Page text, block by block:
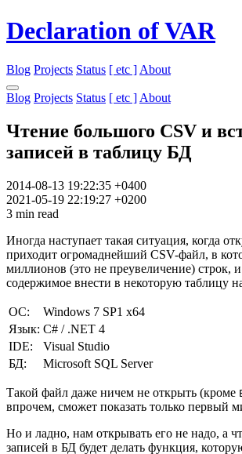
Declaration of VAR
Blog Projects Status [ etc ] About
Blog Projects Status [ etc ] About
Чтение большого CSV и
записей в таблицу БД
2014-08-13 19:22:35 +0400
2021-05-19 22:19:27 +0200
3 min read
Иногда наступает такая ситуация, когда
приходит огромаднейший CSV-файл, в
миллионов (это не преувеличение) строк,
содержимое внести в некоторую таблицу
ОС:
Windows 7 SP1 x64
Язык: C# / .NET 4
IDE:
Visual Studio
БД:
Microsoft SQL Server
Такой файл даже ничем не открыть (кроме
впрочем, сможет показать только первый
Но и ладно, нам открывать его не надо, а
записей в БД будет делать функция,